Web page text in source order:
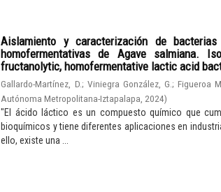
Aislamiento y caracterización de
homofermentativas de Agave salmiana.
fructanolytic, homofermentative lactic acid
Gallardo-Martínez, D.; Viniegra González, G. ; Figueroa
Autónoma Metropolitana-Iztapalapa 2024)
"El ácido láctico es un compuesto químico que
bioquímicos y tiene diferentes aplicaciones en
ello, existe una ...